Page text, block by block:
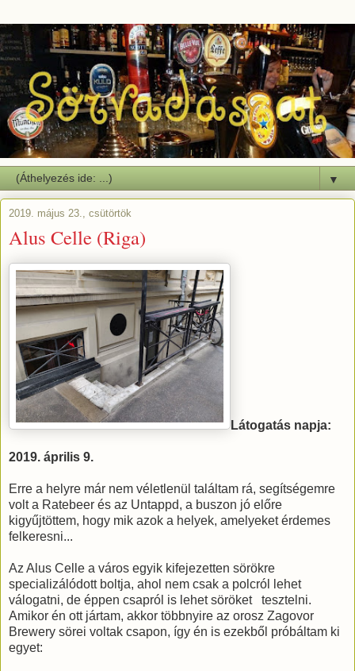
▼
2019. május 23., csütörtök
Alus Celle (Riga)
Látogatás napja:
2019. április 9.
Erre a helyre már nem véletlenül találtam rá, segítségemre
volt a Ratebeer és az Untappd, a buszon jó előre
kigyűjtöttem, hogy mik azok a helyek, amelyeket érdemes
felkeresni...
Az Alus Celle a város egyik kifejezetten sörökre
specializálódott boltja, ahol nem csak a polcról lehet
válogatni, de éppen csapról is lehet söröket tesztelni.
Amikor én ott jártam, akkor többnyire az orosz Zagovor
Brewery sörei voltak csapon, így én is ezekből próbáltam ki
egyet: